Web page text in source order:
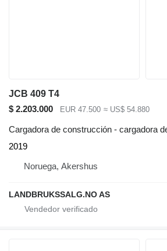
JCB 409 T4
$ 2.203.000
EUR 47.500 ≈ US$ 54.880
Cargadora de construcción - cargadora
2019
Noruega, Akershus
LANDBRUKSSALG.NO AS